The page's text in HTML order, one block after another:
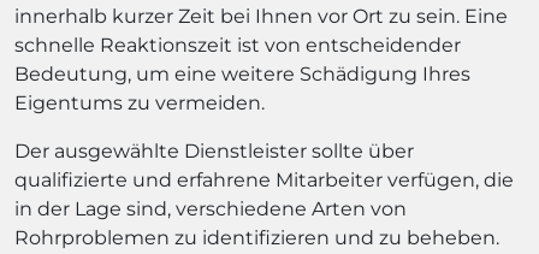
innerhalb kurzer Zeit bei Ihnen vor Ort zu sein. Eine
schnelle Reaktionszeit ist von entscheidender
Bedeutung, um eine weitere Schädigung Ihres
Eigentums zu vermeiden.
Der ausgewählte Dienstleister sollte über
qualifizierte und erfahrene Mitarbeiter verfügen, die
in der Lage sind, verschiedene Arten von
Rohrproblemen zu identifizieren und zu beheben.